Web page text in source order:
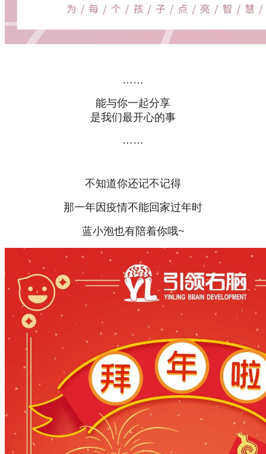
……
能与你一起分享
是我们最开心的事
……
不知道你还记不记得
那一年因疫情不能回家过年时
蓝小泡也有陪着你哦~